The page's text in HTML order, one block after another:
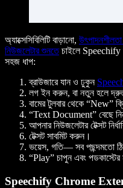
অ্যাক্সেসিবিলিটি বাড়ানো,
নিউজলেটার শুনতেচাইলে Speechify
সহজ ধাপ:
ব্রাউজারে যান ও ঢুকুন
লগ ইন করুন, বা নতুন হলে
বামের টুলবার থেকে “New”
“Text Document” বেছে
আপনার নিউজলেটার টেক্সট
টেক্সট সাবমিট করুন।
ভয়েস, গতি— সব পছন্দমতো
“Play” চাপুন এবং
Speechify Chrome